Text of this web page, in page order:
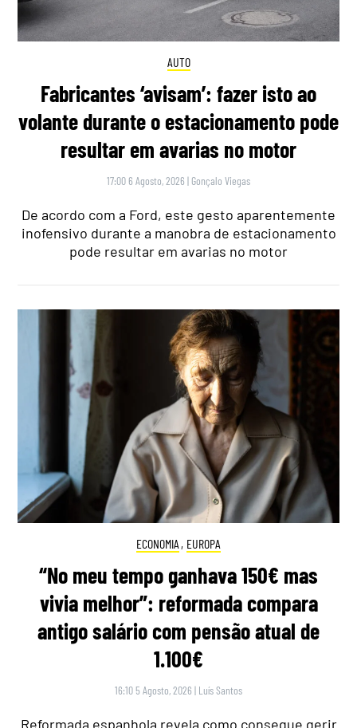
AUTO
Fabricantes ‘avisam’: fazer isto ao
volante durante o estacionamento pode
resultar em avarias no motor
17:00 6 Agosto, 2026 | Gonçalo Viegas
De acordo com a Ford, este gesto aparentemente
inofensivo durante a manobra de estacionamento
pode resultar em avarias no motor
ECONOMIA , EUROPA
“No meu tempo ganhava 150€ mas
vivia melhor”: reformada compara
antigo salário com pensão atual de
1.100€
16:10 5 Agosto, 2026 | Luís Santos
Reformada espanhola revela como consegue gerir